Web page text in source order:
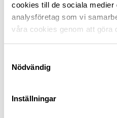
cookies till de sociala medier
analysföretag som vi
våra cookies genom att göra
Nödvändig
Inställningar